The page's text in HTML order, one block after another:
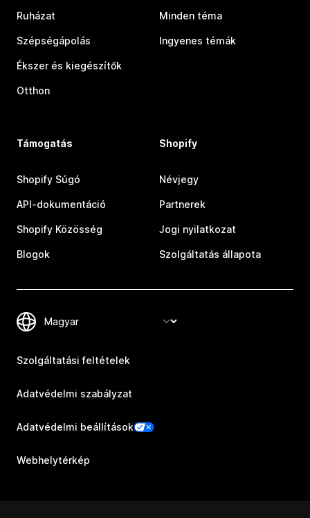
Ruházat
Szépségápolás
Ékszer és kiegészítők
Otthon
Minden téma
Ingyenes témák
Támogatás
Shopify Súgó
API-dokumentáció
Shopify Közösség
Blogok
Shopify
Névjegy
Partnerek
Jogi nyilatkozat
Szolgáltatás állapota
Szolgáltatási feltételek
Adatvédelmi szabályzat
Adatvédelmi beállítások
Webhelytérkép